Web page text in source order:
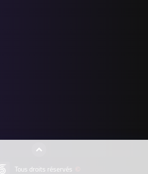
Tous droits réservés ©